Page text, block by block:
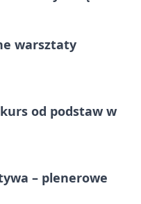
warsztaty
od podstaw w
– plenerowe